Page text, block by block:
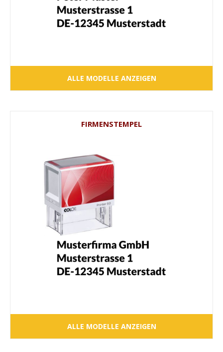
ALLE MODELLE ANZEIGEN
FIRMENSTEMPEL
ALLE MODELLE ANZEIGEN